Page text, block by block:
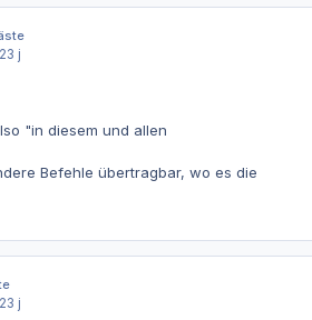
23 j
"in diesem und allen
Befehle übertragbar, wo es die
23 j